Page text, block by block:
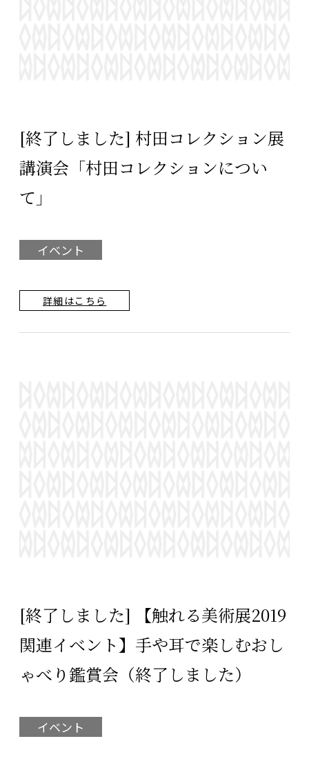
[終了しました] 村田コレクション展
講演会「村田コレクションについ
て」
イベント
詳細はこちら
[終了しました] 【触れる美術展2019
関連イベント】手や耳で楽しむおし
ゃべり鑑賞会（終了しました）
イベント